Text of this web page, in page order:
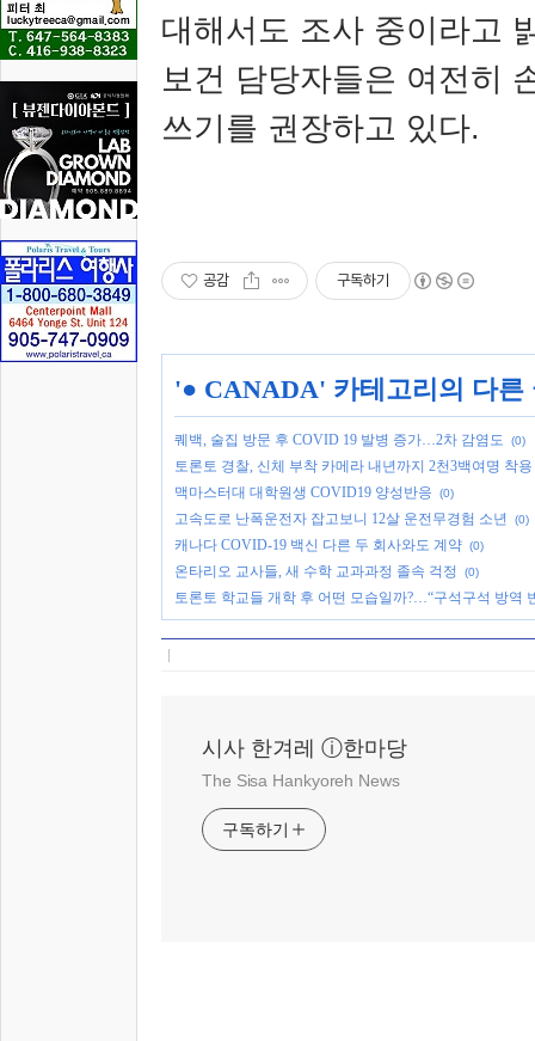
대해서도 조사 중이라고
보건 담당자들은 여전히
쓰기를 권장하고 있다.
공감 구독하기
'● CANADA' 카테고리의 다른
퀘백, 술집 방문 후 COVID 19 발병 증가…2차 감염도 (0)
토론토 경찰, 신체 부착 카메라 내년까지 2천3백여명 착용
맥마스터대 대학원생 COVID19 양성반응
(0)
고속도로 난폭운전자 잡고보니 12살 운전무경험 소년 (0)
캐나다 COVID-19 백신 다른 두 회사와도 계약 (0)
온타리오 교사들, 새 수학 교과과정 졸속 걱정 (0)
토론토 학교들 개학 후 어떤 모습일까?…“구석구석 방역
시사 한겨레 ⓘ한마당
The Sisa Hankyoreh News
구독하기